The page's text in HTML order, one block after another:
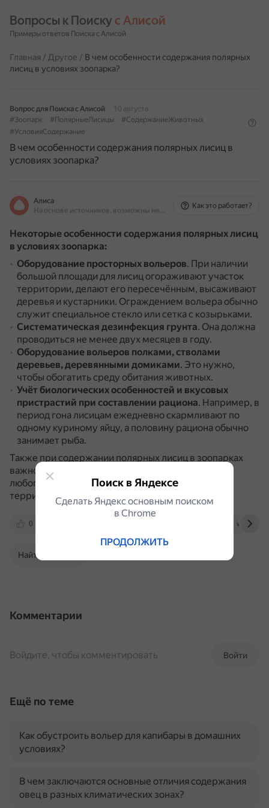
Вопросы к Поиску с Алисой
Примеры ответов Поиска с Алисой
Главная / Другое / В чем особенности содержания полярных
лисиц в условиях зоопарка?
Вопрос для Поиска с Алисой
10 августа
#Зоопарк
#ПолярныеЛисицы
#СодержаниеЖивотных
#УсловияСодержание
В чем особенности содержания полярных лисиц в
условиях зоопарка?
Алиса
На основе источников, возможны неточности
Как это работает?
Некоторые особенности содержания полярных лисиц
в условиях зоопарка:
Оборудование просторных вольеров. При наличии
большой площади для лисиц огораживают участок
территории, делают его пересечённым, высаживают
деревья и кустарники. Ограждением вольера обычно
служит специальное стекло или сетка с козырьками.
Систематическая дезинфекция грунта. Она должна
проводиться не менее двух месяцев в году.
Оборудование вольеров полками, стволами
деревьев, деревянными домиками. Это нужно,
чтобы обогатить среду обитания животных.
Учёт биологических особенностей и вкусовых
пристрастий при составлении рациона. Например, в
период гона лисицам ежедневно скармливают по
одному куриному яйцу, а половину рациона обычно
занимает рыба.
Также при содержании полярных лисиц в зоопарках
важно учитывать, что эти животные активны и
любопытны, часто играют и исследуют свою
территорию.
0
Найти в Поиске
Комментарии
Войти
Войдите, чтобы комментировать
Ещё по теме
Как обустроить вольер для капибары в домашних
условиях?
В чем заключаются основные отличия содержания
овец в разных климатических зонах?
Поиск в Яндексе
Сделать Яндекс основным поиском
в Сhrome
ПРОДОЛЖИТЬ